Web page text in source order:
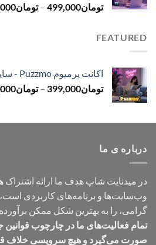
تومان499,000
– تومان
FEATURED
اکانت پرمیوم Puzzmo - سایت پازل و بازی های فکری
تومان399,000
– تومان
درباره ی ما
در میدنایت شاپ هدف ما ارائه اشتراک
وب‌سایت‌ها و برنامه‌های کاربردی است،
گرامی، را به بهترین شکل ممکن
تمام فعالیت‌های ما در چارچوب قوانین
صورت می‌گیرد و هیچ سرویسی خلاف